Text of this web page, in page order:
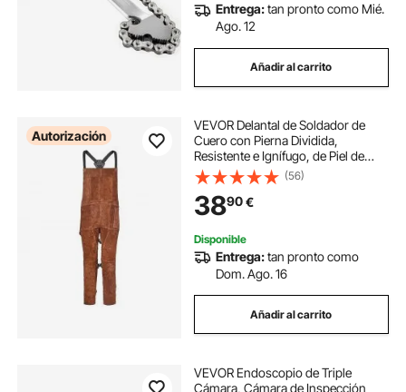
Entrega:tan pronto como Mié.
Ago. 12
Añadir al carrito
Autorización
VEVOR Delantal de Soldador de
Cuero con Pierna Dividida,
Resistente e Ignífugo, de Piel de
Vacuno, para Hombre y Mujer, con
3 Bolsillos, Ideal para Carpintería,
Jardinería y Herrería, Talla L
(56)
3890€
Disponible
Entrega:tan pronto como
Dom. Ago. 16
Añadir al carrito
VEVOR Endoscopio de Triple
Cámara, Cámara de Inspección